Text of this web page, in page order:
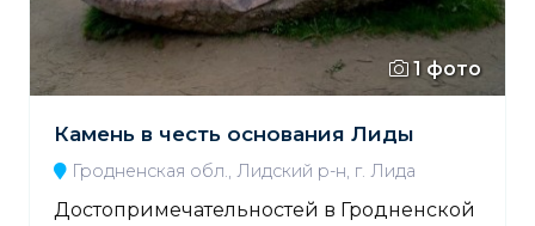
1 фото
Камень в честь основания Лиды
Гродненская обл., Лидский р-н, г. Лида
Достопримечательностей в Гродненской